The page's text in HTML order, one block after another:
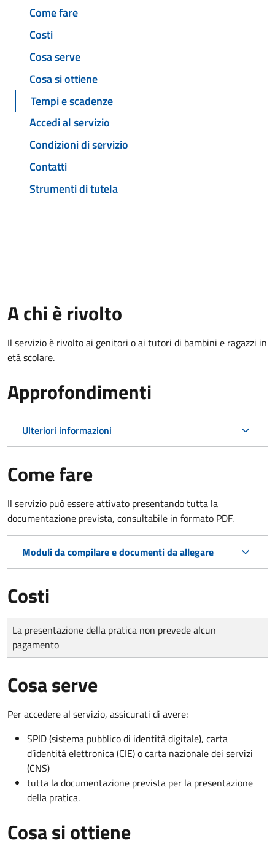
Come fare
Costi
Cosa serve
Cosa si ottiene
Tempi e scadenze
Accedi al servizio
Condizioni di servizio
Contatti
Strumenti di tutela
A chi è rivolto
Il servizio è rivolto ai genitori o ai tutori di bambini e ragazzi in
età scolare.
Approfondimenti
Ulteriori informazioni
Come fare
Il servizio può essere attivato presentando tutta la
documentazione prevista, consultabile in formato PDF.
Moduli da compilare e documenti da allegare
Costi
Tipo di pagamento
Importo
La presentazione della pratica non prevede alcun
pagamento
Cosa serve
Per accedere al servizio, assicurati di avere:
SPID (sistema pubblico di identità digitale), carta
d’identità elettronica (CIE) o carta nazionale dei servizi
(CNS)
tutta la documentazione prevista per la presentazione
della pratica.
Cosa si ottiene